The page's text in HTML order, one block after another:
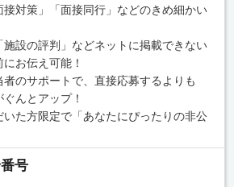
接対策」「面接同行」などのきめ細かい
施設の評判」などネットに掲載できない
お伝え可能！
者のサポートで、直接応募するよりも
ぐんとアップ！
いた方限定で「あなたにぴったりの非公
号